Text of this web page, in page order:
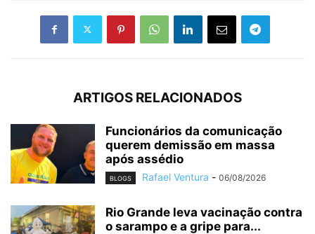
ARTIGOS RELACIONADOS
Funcionários da comunicação
querem demissão em massa
após assédio
BLOGS Rafael Ventura - 06/08/2026
Rio Grande leva vacinação contra
o sarampo e a gripe para...